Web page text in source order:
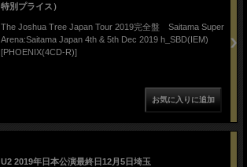
特別プライス）
The Joshua Tree Japan Tour 2019完全盤 Saitama Super
Arena:Saitama Japan 4th & 5th Dec 2019 h_SBD(IEM)
[PHOENIX(4CD-R)]
U2 2019年日本公演最終日12月5日埼玉